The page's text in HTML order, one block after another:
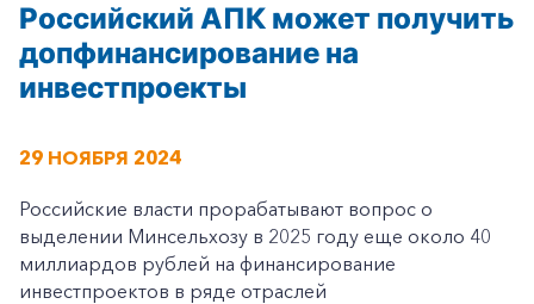
Российский АПК может получить
допфинансирование на
инвестпроекты
29 НОЯБРЯ 2024
Российские власти прорабатывают вопрос о
выделении Минсельхозу в 2025 году еще около 40
миллиардов рублей на финансирование
инвестпроектов в ряде отраслей